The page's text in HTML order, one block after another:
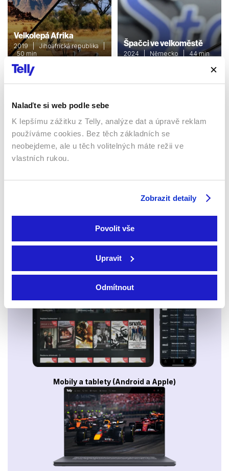
Nalaďte si web podle sebe
K lepšímu zážitku z Telly, analýze dat a úpravě reklam
používáme cookies. Bez těch základních se
neobejdeme, ale u těch volitelných máte režii ve
vlastních rukou.
Zobrazit detaily
Povolit vše
Upravit
Odmítnout
Velkolepá Afrika
2019 | Jihoafrická republika |
50 min
Dokumenty / Přírodovědní
Špačci ve velkoměstě
2024 | Německo | 44 min
Sledujte kdekoliv až na 6 zařízeních
po celé EU, a to až na 6 zařízeních.
Smart TV - Android, Google, Samsung, LG, VIDAA
Mobily a tablety (Android a Apple)